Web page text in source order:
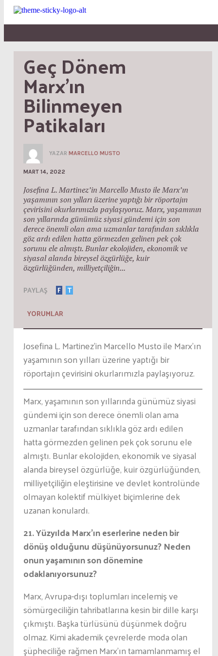
Geç Dönem
Marx’ın
Bilinmeyen
Patikaları
YAZAR MARCELLO MUSTO
MART 14, 2022
Josefina L. Martinez’in Marcello Musto ile Marx’ın
yaşamının son yılları üzerine yaptığı bir röportajın
çevirisini okurlarımızla paylaşıyoruz. Marx, yaşamının
son yıllarında günümüz siyasi gündemi için son
derece önemli olan ama uzmanlar tarafından sıklıkla
göz ardı edilen hatta görmezden gelinen pek çok
sorunu ele almıştı. Bunlar ekolojiden, ekonomik ve
siyasal alanda bireysel özgürlüğe, kuir
özgürlüğünden, milliyetçiliğin...
PAYLAŞ F T
YORUMLAR
Josefina L. Martinez’in Marcello Musto ile Marx’ın
yaşamının son yılları üzerine yaptığı bir
röportajın çevirisini okurlarımızla paylaşıyoruz.
Marx, yaşamının son yıllarında günümüz siyasi
gündemi için son derece önemli olan ama
uzmanlar tarafından sıklıkla göz ardı edilen
hatta görmezden gelinen pek çok sorunu ele
almıştı. Bunlar ekolojiden, ekonomik ve siyasal
alanda bireysel özgürlüğe, kuir özgürlüğünden,
milliyetçiliğin eleştirisine ve devlet kontrolünde
olmayan kolektif mülkiyet biçimlerine dek
uzanan konulardı.
21. Yüzyılda Marx’ın eserlerine neden bir
dönüş olduğunu düşünüyorsunuz? Neden
onun yaşamının son dönemine
odaklanıyorsunuz?
Marx, Avrupa-dışı toplumları incelemiş ve
sömürgeciliğin tahribatlarına kesin bir dille karşı
çıkmıştı. Başka türlüsünü düşünmek doğru
olmaz. Kimi akademik çevrelerde moda olan
şüpheciliğe rağmen Marx’ın tamamlanmamış el